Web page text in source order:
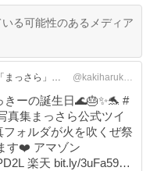
る可能性のあるメディア
乃木坂46賀喜遥香 1st 写真集 「まっさら」好評発売中【公式】 @kakiharuka_1st
きーの誕生日🌊🎂✨🐬 #
真集まっさら公式ツイ
フォルダが火を吹くぜ祭
マゾン
楽天 bit.ly/3uFa59S